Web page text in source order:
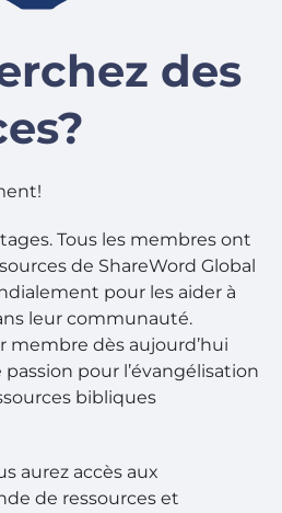
des
Tous les membres ont
de ShareWord Global
pour les aider à
leur communauté.
membre dès aujourd’hui
pour l’évangélisation
bibliques
aurez accès aux
de ressources et